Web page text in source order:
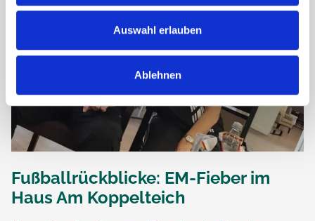
Auswahl erlauben
Ablehnen
Fußballrückblicke: EM-Fieber im
Haus Am Koppelteich